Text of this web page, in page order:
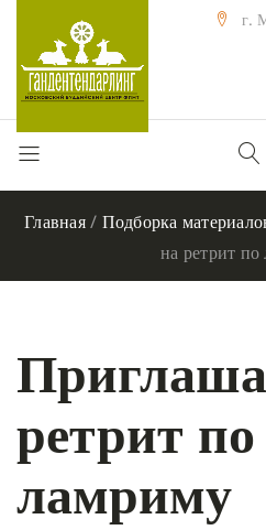
г.
Главная/ Подборка
на ретрит
ретрит по
ламриму